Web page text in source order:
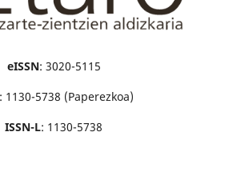
eISSN: 3020-5115
: 1130-5738 (Paperezkoa)
ISSN-L: 1130-5738